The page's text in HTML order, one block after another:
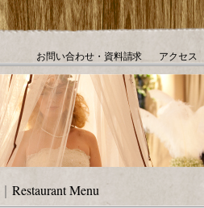
お問い合わせ・資料請求 アクセス
｜ Restaurant Menu